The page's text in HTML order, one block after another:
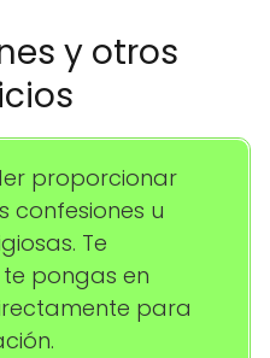
y otros
proporcionar
confesiones u
Te
pongas en
para